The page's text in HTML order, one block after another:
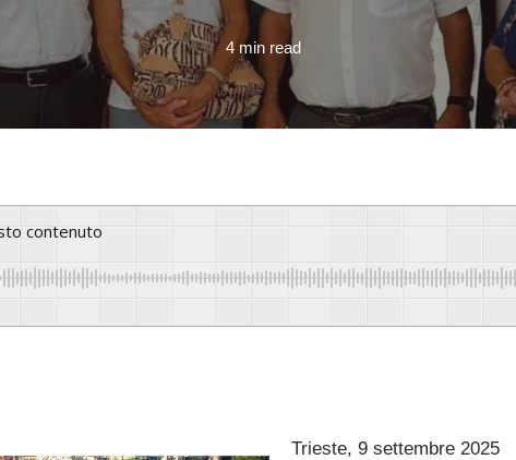
4 min read
contenuto
Trieste, 9 settembre 2025